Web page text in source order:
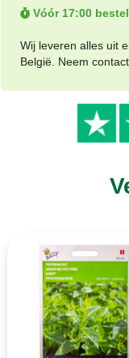
Vóór 17:00
Wij leveren alles uit
België. Neem